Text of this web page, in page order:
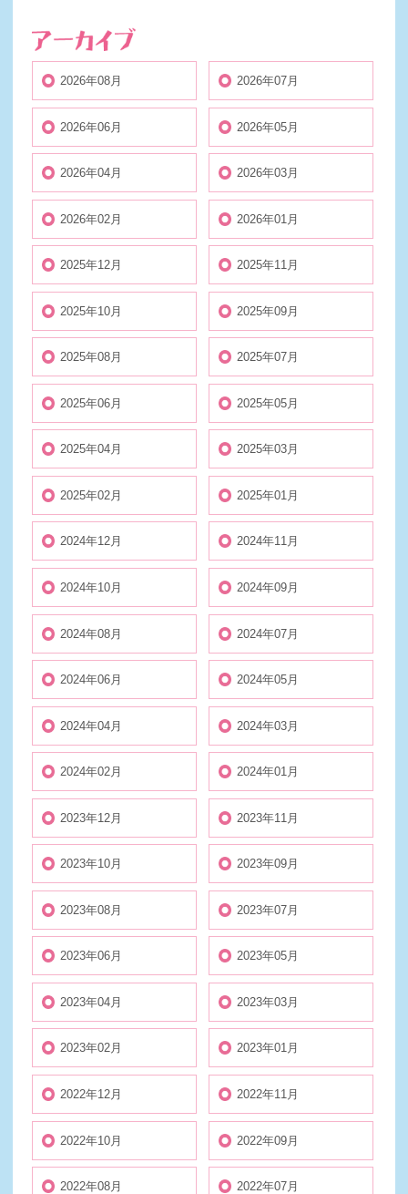
2026年08月 2026年07月
2026年06月 2026年05月
2026年04月 2026年03月
2026年02月 2026年01月
2025年12月 2025年11月
2025年10月 2025年09月
2025年08月 2025年07月
2025年06月 2025年05月
2025年04月 2025年03月
2025年02月 2025年01月
2024年12月 2024年11月
2024年10月 2024年09月
2024年08月 2024年07月
2024年06月 2024年05月
2024年04月 2024年03月
2024年02月 2024年01月
2023年12月 2023年11月
2023年10月 2023年09月
2023年08月 2023年07月
2023年06月 2023年05月
2023年04月 2023年03月
2023年02月 2023年01月
2022年12月 2022年11月
2022年10月 2022年09月
2022年08月 2022年07月